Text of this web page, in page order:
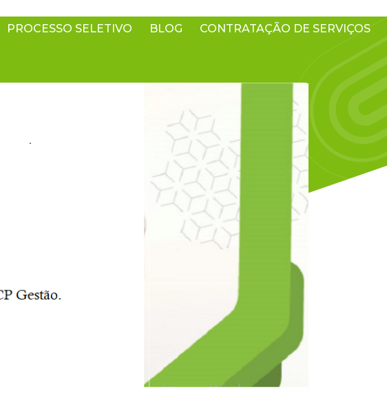
PROCESSO SELETIVO BLOG CONTRATAÇÃO DE SERVIÇOS